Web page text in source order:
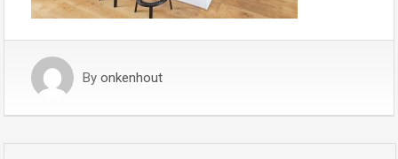
By onkenhout